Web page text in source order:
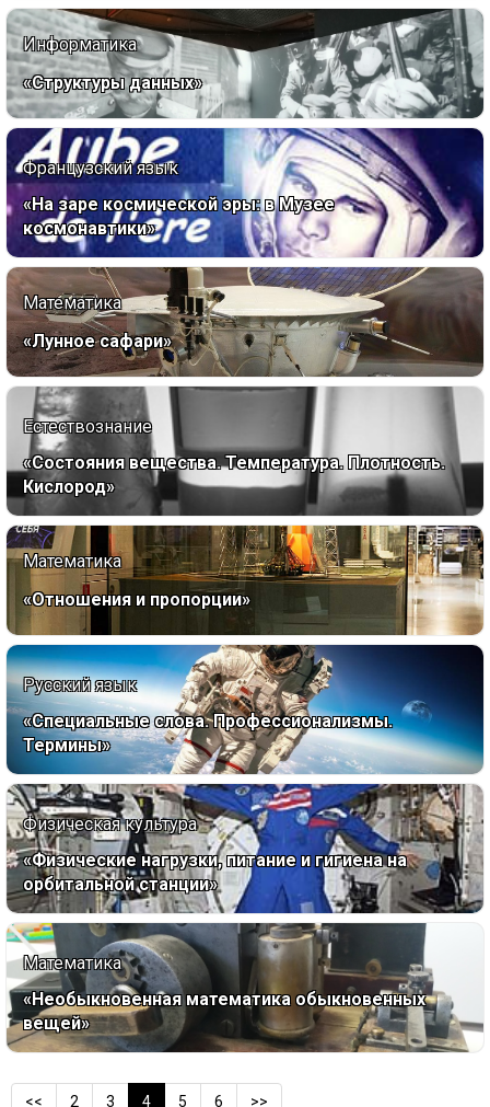
Информатика
«Структуры данных»
Французский язык
«На заре космической эры: в Музее
космонавтики»
Математика
«Лунное сафари»
Естествознание
«Состояния вещества. Температура. Плотность.
Кислород»
Математика
«Отношения и пропорции»
Русский язык
«Специальные слова. Профессионализмы.
Термины»
Физическая культура
«Физические нагрузки, питание и гигиена на
орбитальной станции»
Математика
«Необыкновенная математика обыкновенных
вещей»
<< 2 3 4 5 6 >>